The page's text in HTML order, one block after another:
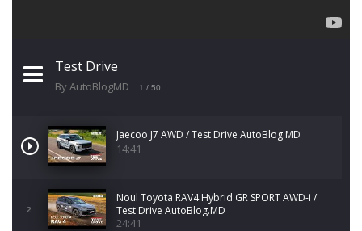
Test Drive
By AutoBlogMD 1 / 50
Jaecoo J7 AWD / Test Drive AutoBlog.MD
14:41
2
Noul Toyota RAV4 Hybrid GR SPORT AWD-i /
Test Drive AutoBlog.MD
24:41